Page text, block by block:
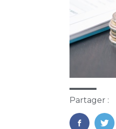
Partager :